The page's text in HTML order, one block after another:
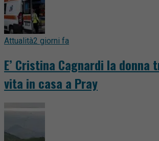
Attualità2 giorni fa
E’ Cristina Cagnardi la donna
vita in casa a Pray